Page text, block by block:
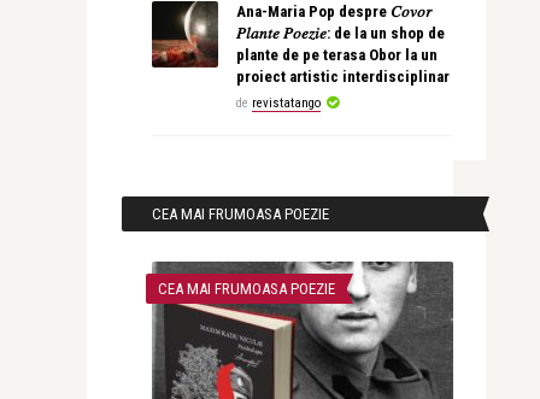
Ana-Maria Pop despre 𝐶𝑜𝑣𝑜𝑟
𝑃𝑙𝑎𝑛𝑡𝑒 𝑃𝑜𝑒𝑧𝑖𝑒: de la un shop de
plante de pe terasa Obor la un
proiect artistic interdisciplinar
de revistatango
CEA MAI FRUMOASA POEZIE
CEA MAI FRUMOASA POEZIE